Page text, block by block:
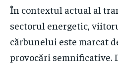
În contextul actual al
sectorul energetic,
cărbunelui este marcat
provocări semnificative.